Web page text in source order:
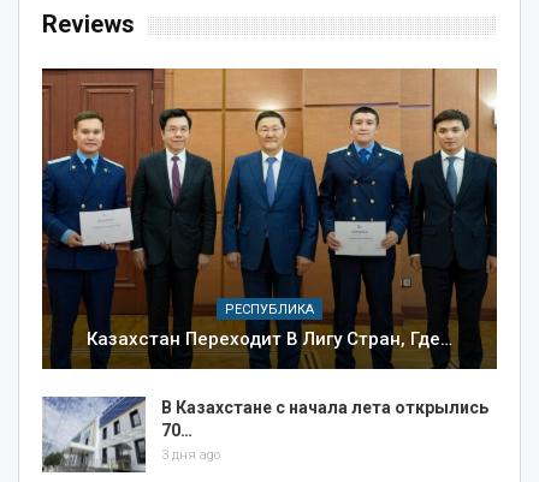
Reviews
РЕСПУБЛИКА
Казахстан Переходит В Лигу Стран, Где…
В Казахстане с начала лета открылись
70…
3 дня ago